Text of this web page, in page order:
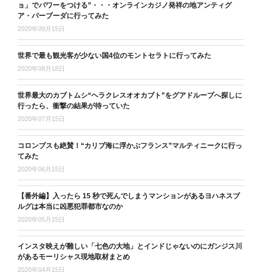
ョ」でパワーをつける”・・・オンラインカジノ発祥の地アンティグ
ア・バーブーダに行ってみた
2020年09月15日
世界で最も観光客が少ない国4位のモントセラトに行ってみた
2020年08月18日
世界最大のカブトムシ“ヘラクレスオオカブト”をグアドループへ探しに
行ったら、衝撃の結果が待っていた
2020年07月15日
コロンブスも絶賛！“カリブ海に浮かぶフランス”マルティニークに行っ
てみた
2020年06月15日
【番外編】入ったら 15 秒で死んでしまうマンションがあるヨハネスブ
ルグは本当に凶悪犯罪都市なのか
2020年05月15日
インスタ映えが難しい「七色の大地」とインドじゃないのにガンジス川
があるモーリシャス現地取材まとめ
2020年04月15日